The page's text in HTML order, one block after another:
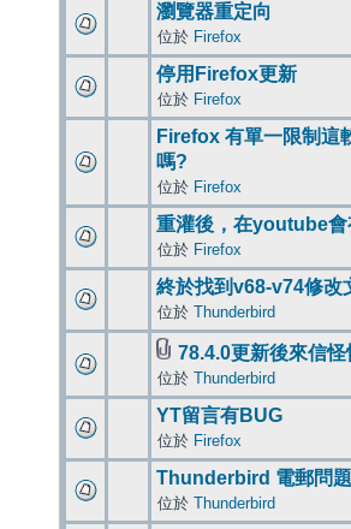
瀏覽器重定向
位於 Firefox
停用Firefox更新
位於 Firefox
Firefox 有單一限制這
嗎?
位於 Firefox
重灌後，在youtube會
位於 Firefox
終於找到v68-v74修改
位於 Thunderbird
78.4.0更新後來信怪
位於 Thunderbird
YT留言有BUG
位於 Firefox
Thunderbird 電郵問題
位於 Thunderbird